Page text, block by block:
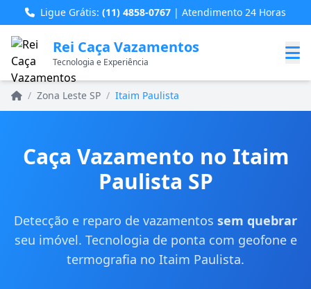
Ligue Grátis: (11) 4858-0767 | Atendimento 24 Horas
Rei Caça Vazamentos
Tecnologia e Experiência
Home
/ Zona Leste SP / Itaim Paulista
Caça Vazamento no Itaim
Paulista SP
Detecção e reparo de vazamentos sem quebrar
seu imóvel. Tecnologia de ponta com geofone e
termografia no Itaim Paulista.